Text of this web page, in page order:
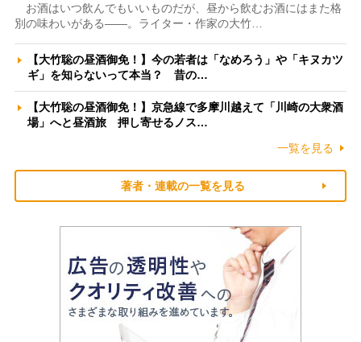
お酒はいつ飲んでもいいものだが、昼から飲むお酒にはまた格
別の味わいがある――。ライター・作家の大竹…
【大竹聡の昼酒御免！】今の若者は「なめろう」や「キヌカツ
ギ」を知らないって本当？ 昔の…
【大竹聡の昼酒御免！】京急線で多摩川越えて「川崎の大衆酒
場」へと昼酒旅 押し寄せるノス…
一覧を見る
著者・連載の一覧を見る